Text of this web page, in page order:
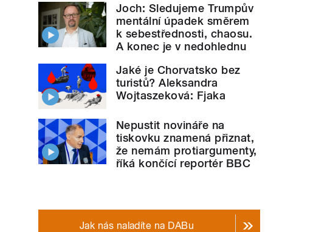
Joch: Sledujeme Trumpův
mentální úpadek směrem
k sebestřednosti, chaosu.
A konec je v nedohlednu
Jaké je Chorvatsko bez
turistů? Aleksandra
Wojtaszeková: Fjaka
Nepustit novináře na
tiskovku znamená přiznat,
že nemám protiargumenty,
říká končící reportér BBC
Jak nás naladíte na DABu